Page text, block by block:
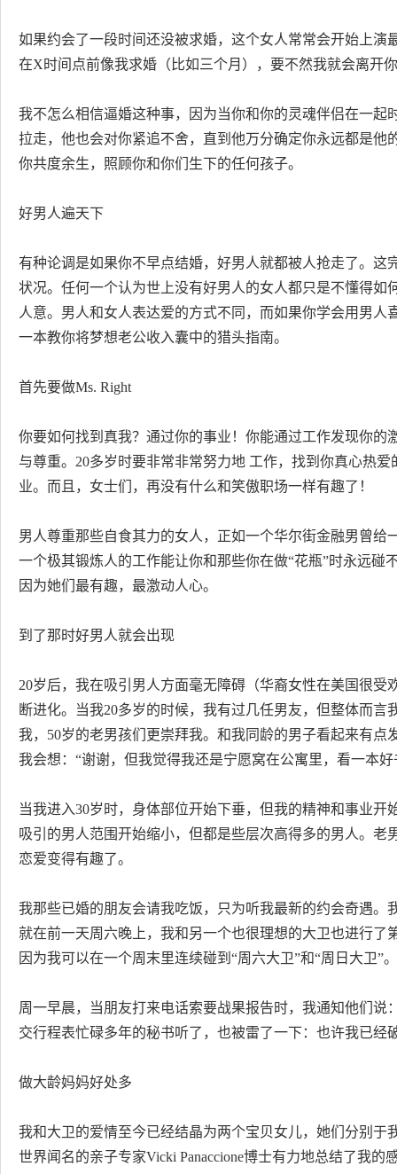
如果约会了一段时间还没被求婚，这个女人常常会开始上演
在X时间点前像我求婚（比如三个月），要不然我就会离开
我不怎么相信逼婚这种事，因为当你和你的灵魂伴侣在一
拉走，他也会对你紧追不舍，直到他万分确定你永远都是
你共度余生，照顾你和你们生下的任何孩子。
好男人遍天下
有种论调是如果你不早点结婚，好男人就都被人抢走了。
状况。任何一个认为世上没有好男人的女人都只是不懂得
人意。男人和女人表达爱的方式不同，而如果你学会用男
一本教你将梦想老公收入囊中的猎头指南。
首先要做Ms. Right
你要如何找到真我？通过你的事业！你能通过工作发现你
与尊重。20多岁时要非常非常努力地 工作，找到你真心热
业。而且，女士们，再没有什么和笑傲职场一样有趣了！
男人尊重那些自食其力的女人，正如一个华尔街金融男曾
一个极其锻炼人的工作能让你和那些你在做“花瓶”时永远
因为她们最有趣，最激动人心。
到了那时好男人就会出现
20岁后，我在吸引男人方面毫无障碍（华裔女性在美国很
断进化。当我20多岁的时候，我有过几任男友，但整体而
我，50岁的老男孩们更崇拜我。和我同龄的男子看起来有
我会想：“谢谢，但我觉得我还是宁愿窝在公寓里，看一本
当我进入30岁时，身体部位开始下垂，但我的精神和事业
吸引的男人范围开始缩小，但都是些层次高得多的男人。
恋爱变得有趣了。
我那些已婚的朋友会请我吃饭，只为听我最新的约会奇遇
就在前一天周六晚上，我和另一个也很理想的大卫也进行了
因为我可以在一个周末里连续碰到“周六大卫”和“周日大卫”。
周一早晨，当朋友打来电话索要战果报告时，我通知他们
交行程表忙碌多年的秘书听了，也被雷了一下：也许我已经
做大龄妈妈好处多
我和大卫的爱情至今已经结晶为两个宝贝女儿，她们分别于
世界闻名的亲子专家Vicki Panaccione博士有力地总结了我的